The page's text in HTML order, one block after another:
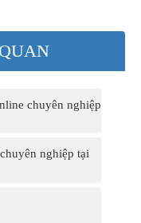
chuyên nghiệp
nghiệp tại